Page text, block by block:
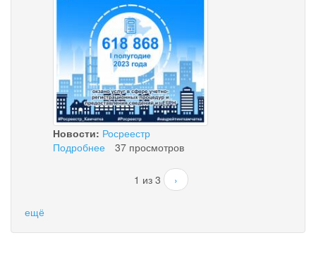
Новости: Росреестр
Подробнее
сфере
37 просмотров
1 из 3 ›
ещё